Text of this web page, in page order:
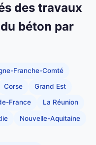
des travaux
béton par
Franche-Comté
Corse Grand Est
France La Réunion
Nouvelle-Aquitaine